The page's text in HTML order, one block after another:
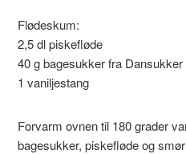
Flødeskum:
2,5 dl piskefløde
40 g bagesukker fra Dansukker
1 vaniljestang
Forvarm ovnen til 180 grader
bagesukker, piskefløde og